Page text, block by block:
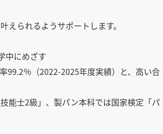
えられるようサポートします。
中にめざす
99.2％（2022-2025年度実績）と、高い合
能士2級」、製パン本科では国家検定「パ